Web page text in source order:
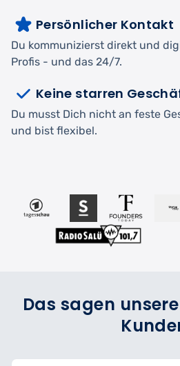
Persönlicher Kontakt
Du kommunizierst direkt und
Profis - und das 24/7.
Keine starren
Du musst Dich nicht an feste
und bist flexibel.
Das sagen